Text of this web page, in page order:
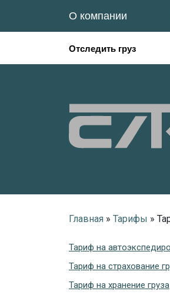
О компании
Отследить груз
Главная » Тарифы »
Тариф на
Тариф на страхование
Тариф на хранение груза